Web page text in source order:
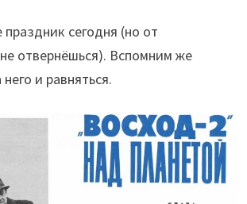
сегодня (но от
отвернёшься). Вспомним же
и равняться.